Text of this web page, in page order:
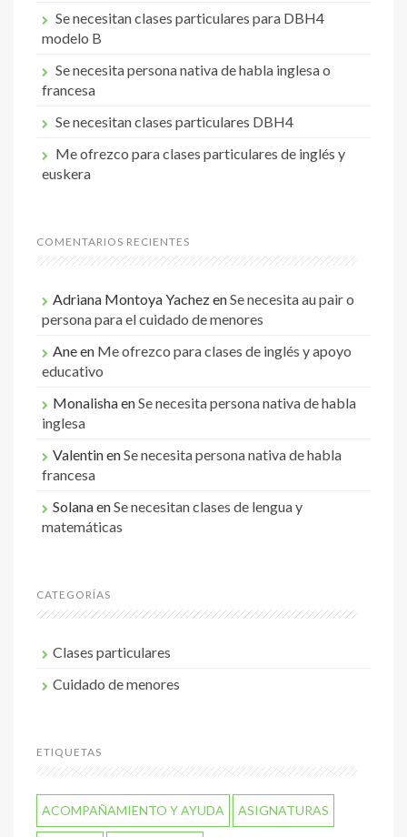
Se necesitan clases particulares para DBH4
modelo B
Se necesita persona nativa de habla inglesa o
francesa
Se necesitan clases particulares DBH4
Me ofrezco para clases particulares de inglés y
euskera
COMENTARIOS RECIENTES
Adriana Montoya YachezenSe necesita au pair o
persona para el cuidado de menores
Aneen Me ofrezco para clases de inglés y apoyo
educativo
MonalishaenSe necesita persona nativa de habla
inglesa
ValentinenSe necesita persona nativa de habla
francesa
SolanaenSe necesitan clases de lengua y
matemáticas
CATEGORÍAS
Clases particulares
Cuidado de menores
ETIQUETAS
ACOMPAÑAMIENTO Y AYUDA ASIGNATURAS